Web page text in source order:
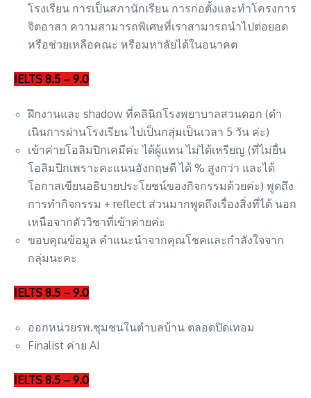
โรงเรียน การเป็นสภานักเรียน การก่อตั้งและทำโครงการ
จิตอาสา ความสามารถพิเศษที่เราสามารถนำไปต่อยอด
หรือช่วยเหลือคณะ หรือมหาลัยได้ในอนาคต
IELTS 8.5 – 9.0
ฝึกงานและ shadow ที่คลินิกโรงพยาบาลสวนดอก (ดํา
เนินการผ่านโรงเรียน ไปเป็นกลุ่มเป็นเวลา 5 วัน ค่ะ)
เข้าค่ายโอลิมปิกเคมีค่ะ ได้ผู้แทน ไม่ได้เหรียญ (ที่ไม่ยื่น
โอลิมปิกเพราะคะแนนอังกฤษดี ได้ % สูงกว่า และได้
โอกาสเขียนอธิบายประโยชน์ของกิจกรรมด้วยค่ะ) พูดถึง
การทํากิจกรรม + reflect ส่วนมากพูดถึงเรื่องสิ่งที่ได้ นอก
เหนือจากตัววิชาที่เข้าค่ายค่ะ
ขอบคุณข้อมูล คําแนะนําจากคุณโชคและกําลังใจจาก
กลุ่มนะคะ
IELTS 8.5 – 9.0
ออกหน่วยรพ.ชุมชนในตำบลบ้าน ตลอดปิดเทอม
Finalist ค่าย AI
IELTS 8.5 – 9.0